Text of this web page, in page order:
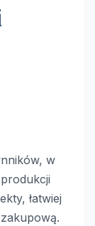
w
łatwiej